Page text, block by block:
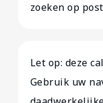
zoeken op
Let op: deze
Gebruik uw